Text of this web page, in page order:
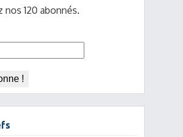
nos 120 abonnés.